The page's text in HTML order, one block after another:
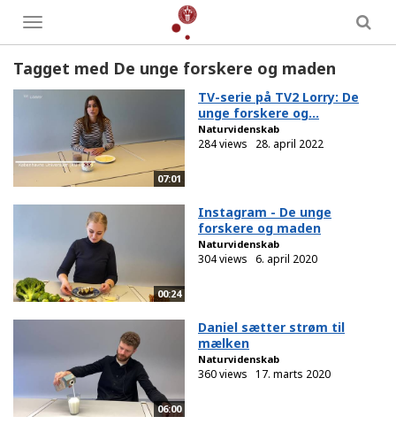
Toggle
menu
Tagget med De unge forskere og maden
07:01
TV-serie på TV2 Lorry: De
unge forskere og...
Naturvidenskab
284 views 28. april 2022
00:24
Instagram - De unge
forskere og maden
Naturvidenskab
304 views 6. april 2020
06:00
Daniel sætter strøm til
mælken
Naturvidenskab
360 views 17. marts 2020